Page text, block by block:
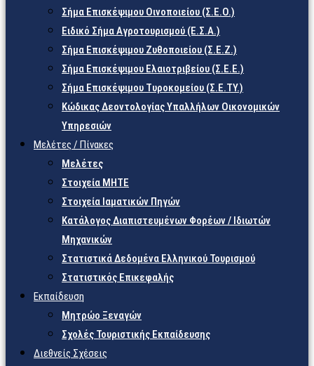
Σήμα Επισκέψιμου Οινοποιείου (Σ.Ε.Ο.)
Ειδικό Σήμα Αγροτουρισμού (Ε.Σ.Α.)
Σήμα Επισκέψιμου Ζυθοποιείου (Σ.Ε.Ζ.)
Σήμα Επισκέψιμου Ελαιοτριβείου (Σ.Ε.Ε.)
Σήμα Επισκέψιμου Τυροκομείου (Σ.Ε.TY.)
Κώδικας Δεοντολογίας Υπαλλήλων Οικονομικών
Υπηρεσιών
Μελέτες / Πίνακες
Μελέτες
Στοιχεία ΜΗΤΕ
Στοιχεία Ιαματικών Πηγών
Κατάλογος Διαπιστευμένων Φορέων / Ιδιωτών
Μηχανικών
Στατιστικά Δεδομένα Ελληνικού Τουρισμού
Στατιστικός Επικεφαλής
Εκπαίδευση
Μητρώο Ξεναγών
Σχολές Τουριστικής Εκπαίδευσης
Διεθνείς Σχέσεις